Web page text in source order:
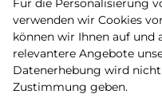
Wiederufsbelehrung mit
zum Formular
Informationen zu Elektro-
und Elektonikgeräten
Für die Personalisierung
verwenden wir Cookies
können wir Ihnen auf und
relevantere Angebote
Datenerhebung wird
Zustimmung geben.